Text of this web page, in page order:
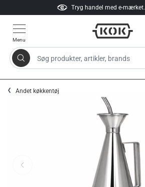
Tryg handel med e-mærket.
Menu
Søg produkter, artikler, brands
Andet køkkentøj